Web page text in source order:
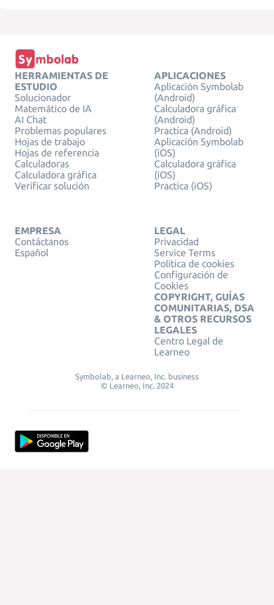
HERRAMIENTAS DE
ESTUDIO
Solucionador
Matemático de IA
AI Chat
Problemas populares
Hojas de trabajo
Hojas de referencia
Calculadoras
Calculadora gráfica
Verificar solución
APLICACIONES
Aplicación Symbolab
(Android)
Calculadora gráfica
(Android)
Practica (Android)
Aplicación Symbolab
(iOS)
Calculadora gráfica
(iOS)
Practica (iOS)
EMPRESA
Contáctanos
Español
LEGAL
Privacidad
Service Terms
Política de cookies
Configuración de
Cookies
COPYRIGHT, GUÍAS
COMUNITARIAS, DSA
& OTROS RECURSOS
LEGALES
Centro Legal de
Learneo
Symbolab, a Learneo, Inc. business
© Learneo, Inc. 2024